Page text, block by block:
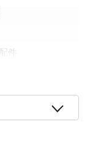
18家銀行/業者
件